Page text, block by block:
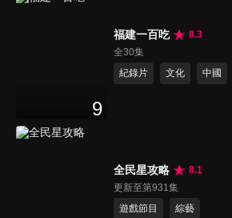
9
福建一百吃
8.3
全30集
紀錄片
文化 中國
全民星攻略
8.1
更新至第931集
遊戲節目
綜藝